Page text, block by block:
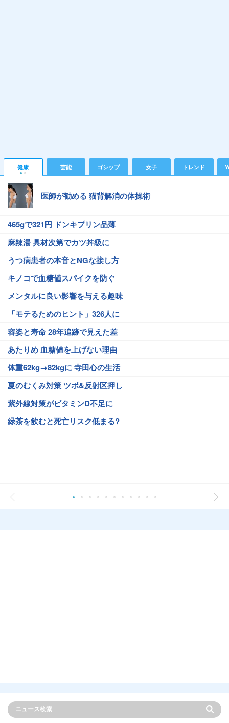
健康 芸能 ゴシップ 女子 トレンド
医師が勧める 猫背解消の体操術
465gで321円 ドンキプリン品薄
麻辣湯 具材次第でカツ丼級に
うつ病患者の本音とNGな接し方
キノコで血糖値スパイクを防ぐ
メンタルに良い影響を与える趣味
「モテるためのヒント」326人に
容姿と寿命 28年追跡で見えた差
あたりめ 血糖値を上げない理由
体重62kg→82kgに 寺田心の生活
夏のむくみ対策 ツボ&反射区押し
紫外線対策がビタミンD不足に
緑茶を飲むと死亡リスク低まる?